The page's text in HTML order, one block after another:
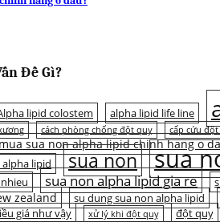
Đề Gì?
lipid colostem alpha lipid life line
cách phòng chống đột quỵ cấp cứu
mua sua non alpha lipid chinh hang o
lipid
sua non sua
sua non alpha lipid gia re
zealand su dung sua non alpha lipid
giá như vậy
xử lý khi đột quỵ đột quỵ